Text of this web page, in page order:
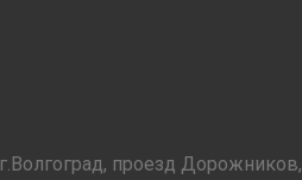
г.Волгоград, проезд Дорожников,